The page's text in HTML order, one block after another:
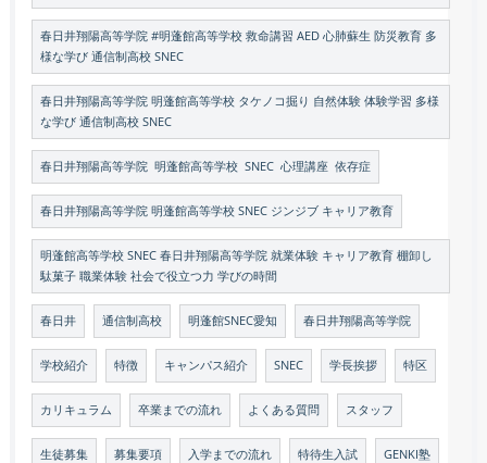
春日井翔陽高等学院 #明蓬館高等学校 救命講習 AED 心肺蘇生 防災教育 多
様な学び 通信制高校 SNEC
春日井翔陽高等学院 明蓬館高等学校 タケノコ掘り 自然体験 体験学習 多様
な学び 通信制高校 SNEC
春日井翔陽高等学院 明蓬館高等学校 SNEC 心理講座 依存症
春日井翔陽高等学院 明蓬館高等学校 SNEC ジンジブ キャリア教育
明蓬館高等学校 SNEC 春日井翔陽高等学院 就業体験 キャリア教育 棚卸し
駄菓子 職業体験 社会で役立つ力 学びの時間
春日井 通信制高校 明蓬館SNEC愛知 春日井翔陽高等学院
学校紹介 特徴 キャンパス紹介 SNEC 学長挨拶 特区
カリキュラム 卒業までの流れ よくある質問 スタッフ
生徒募集 募集要項 入学までの流れ 特待生入試 GENKI塾